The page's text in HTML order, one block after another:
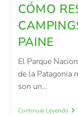
CÓMO
PAINE
El Parque
de la Patagonia
son un…
Continuar Leyendo